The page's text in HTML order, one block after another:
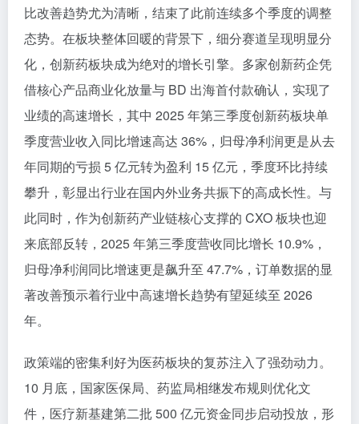
比改善趋势尤为清晰，结束了此前连续多个季度的调整
态势。在板块整体回暖的背景下，细分赛道呈现明显分
化，创新药板块成为绝对的增长引擎。多家创新药企凭
借核心产品商业化放量与 BD 出海首付款确认，实现了
业绩的高速增长，其中 2025 年第三季度创新药板块单
季度营业收入同比增速高达 36%，归母净利润更是从去
年同期的亏损 5 亿元转为盈利 15 亿元，季度环比持续
攀升，彰显出行业在国内外业务共振下的高成长性。与
此同时，作为创新药产业链核心支撑的 CXO 板块也迎
来底部反转，2025 年第三季度营收同比增长 10.9%，
归母净利润同比增速更是飙升至 47.7%，订单数据的显
著改善预示着行业中高速增长趋势有望延续至 2026
年。
政策端的密集利好为医药板块的复苏注入了强劲动力。
10 月底，国家医保局、药监局相继发布规则优化文
件，医疗新基建第二批 500 亿元资金同步启动投放，形